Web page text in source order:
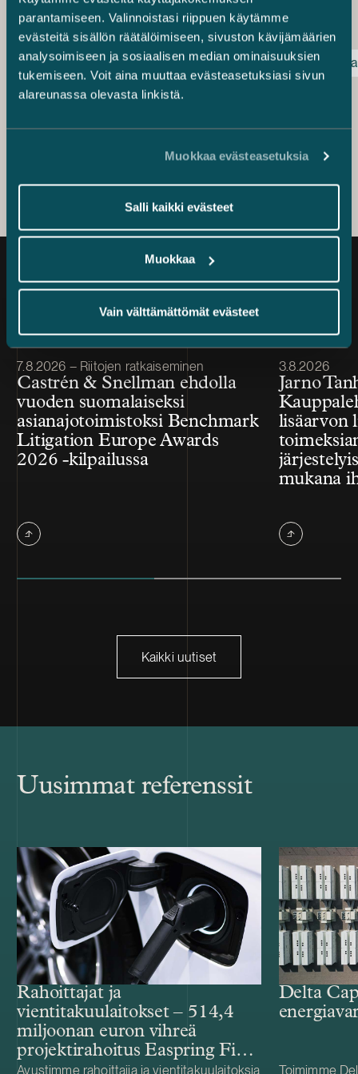
parantamiseen. Valinnoistasi riippuen käytämme
evästeitä sisällön räätälöimiseen, sivuston kävijämäärien
analysoimiseen ja sosiaalisen median ominaisuuksien
tukemiseen. Voit aina muuttaa evästeasetuksiasi sivun
alareunassa olevasta linkistä.
Muokkaa evästeasetuksia
Salli kaikki evästeet
Muokkaa
Vain välttämättömät evästeet
Christer löytää tenniskentältä.
Juristi Kestävien menestystarinoiden tekijät
Christer Svartström
Counsel
+358 40 511 3303
Ajankohtaista
Julkaistu
7.8.2026 – Riitojen ratkaiseminen
Castrén & Snellman ehdolla
vuoden suomalaiseksi
asianajotoimistoksi Benchmark
Litigation Europe Awards
2026 -kilpailussa
Julkaistu
3.8.2026
Jarno
lisäarvon
mukana
Kaikki uutiset
Uusimmat referenssit
Rahoittajat ja
vientitakuulaitokset – 514,4
miljoonan euron vihreä
projektirahoitus Easpring Finland
New Materialsin CAM-
Avustimme rahoittajia ja vientitakuulaitoksia
Delta
Toimimme